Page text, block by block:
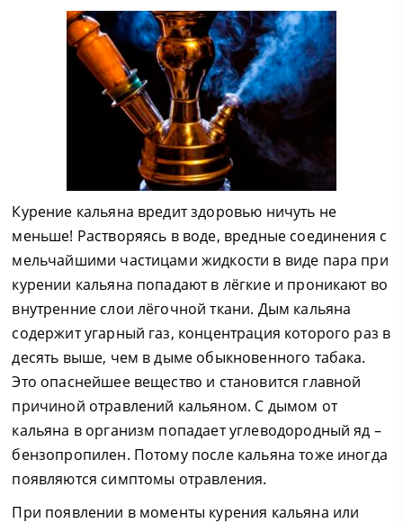
Курение кальяна вредит здоровью ничуть не
меньше! Растворяясь в воде, вредные соединения с
мельчайшими частицами жидкости в виде пара при
курении кальяна попадают в лёгкие и проникают во
внутренние слои лёгочной ткани. Дым кальяна
содержит угарный газ, концентрация которого раз в
десять выше, чем в дыме обыкновенного табака.
Это опаснейшее вещество и становится главной
причиной отравлений кальяном. С дымом от
кальяна в организм попадает углеводородный яд –
бензопропилен. Потому после кальяна тоже иногда
появляются симптомы отравления.
При появлении в моменты курения кальяна или